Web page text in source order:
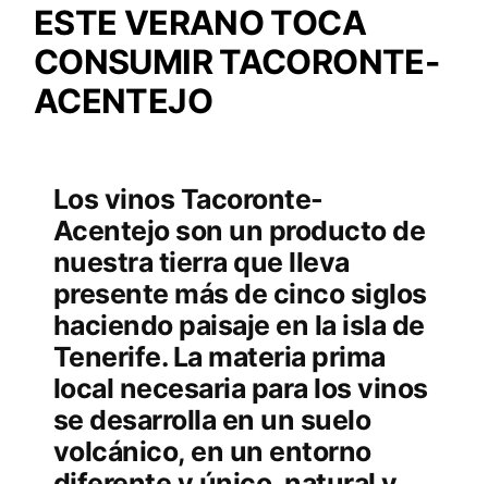
ESTE VERANO TOCA
CONSUMIR TACORONTE-
ACENTEJO
Los vinos Tacoronte-
Acentejo son un producto de
nuestra tierra que lleva
presente más de cinco siglos
haciendo paisaje en la isla de
Tenerife. La materia prima
local necesaria para los vinos
se desarrolla en un suelo
volcánico, en un entorno